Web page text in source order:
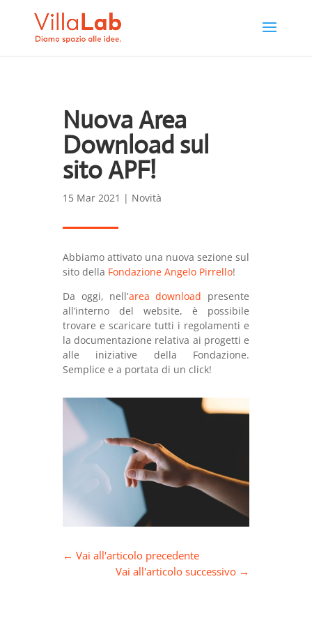
Nuova Area
Download sul
sito APF!
15 Mar 2021 | Novità
Abbiamo attivato una nuova sezione sul
sito della Fondazione Angelo Pirrello!
Da oggi, nell’area download presente
all’interno del website, è possibile
trovare e scaricare tutti i regolamenti e
la documentazione relativa ai progetti e
alle iniziative della Fondazione.
Semplice e a portata di un click!
← Vai all'articolo precedente
Vai all'articolo successivo →